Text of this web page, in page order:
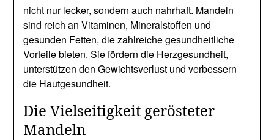
nicht nur lecker, sondern auch nahrhaft. Mandeln
sind reich an Vitaminen, Mineralstoffen und
gesunden Fetten, die zahlreiche gesundheitliche
Vorteile bieten. Sie fördern die Herzgesundheit,
unterstützen den Gewichtsverlust und verbessern
die Hautgesundheit.
Die Vielseitigkeit gerösteter
Mandeln